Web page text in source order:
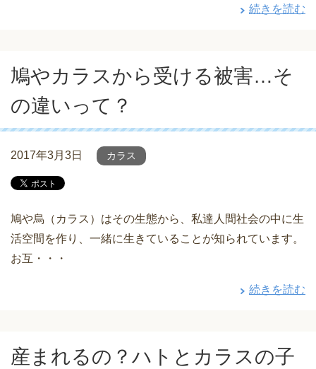
続きを読む
鳩やカラスから受ける被害…そ
の違いって？
2017年3月3日 カラス
鳩や烏（カラス）はその生態から、私達人間社会の中に生
活空間を作り、一緒に生きていることが知られています。
お互・・・
続きを読む
産まれるの？ハトとカラスの子